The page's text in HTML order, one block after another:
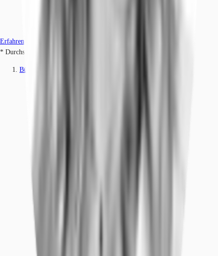
Erfahren Sie mehr
* Durchschnittspreis auf Grundlage historischer Transaktionen.
Büros